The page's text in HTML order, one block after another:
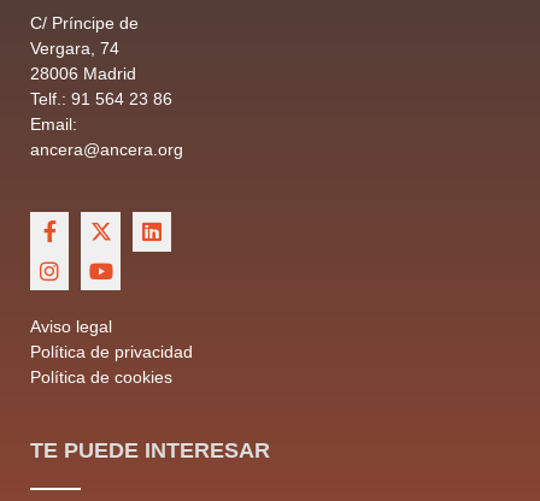
C/ Príncipe de
Vergara, 74
28006 Madrid
Telf.: 91 564 23 86
Email:
ancera@ancera.org
Aviso legal
Política de privacidad
Política de cookies
TE PUEDE INTERESAR